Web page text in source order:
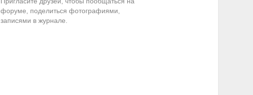
форуме, поделиться фотографиями,
записями в журнале.